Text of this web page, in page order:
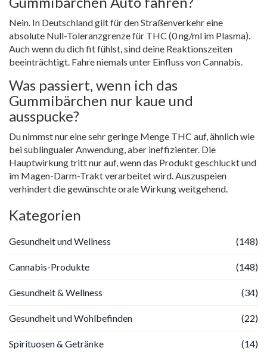
Nein. In Deutschland gilt für den Straßenverkehr eine
absolute Null-Toleranzgrenze für THC (0 ng/ml im Plasma).
Auch wenn du dich fit fühlst, sind deine Reaktionszeiten
beeinträchtigt. Fahre niemals unter Einfluss von Cannabis.
Was passiert, wenn ich das
Gummibärchen nur kaue und
ausspucke?
Du nimmst nur eine sehr geringe Menge THC auf, ähnlich wie
bei sublingualer Anwendung, aber ineffizienter. Die
Hauptwirkung tritt nur auf, wenn das Produkt geschluckt und
im Magen-Darm-Trakt verarbeitet wird. Auszuspeien
verhindert die gewünschte orale Wirkung weitgehend.
Kategorien
Gesundheit und Wellness (148)
Cannabis-Produkte (148)
Gesundheit & Wellness (34)
Gesundheit und Wohlbefinden (22)
Spirituosen & Getränke (14)